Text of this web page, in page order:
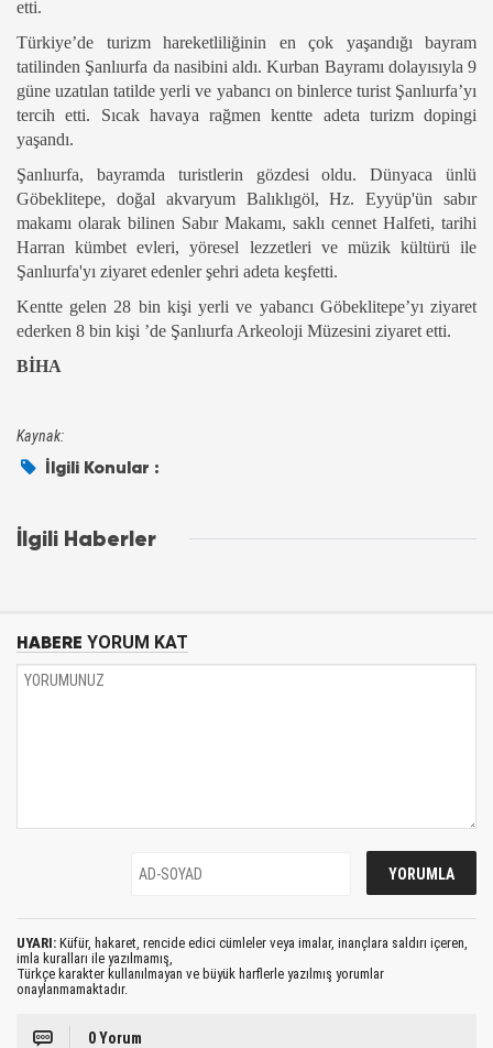
etti.
Türkiye’de turizm hareketliliğinin en çok yaşandığı bayram
tatilinden Şanlıurfa da nasibini aldı. Kurban Bayramı dolayısıyla 9
güne uzatılan tatilde yerli ve yabancı on binlerce turist Şanlıurfa’yı
tercih etti. Sıcak havaya rağmen kentte adeta turizm dopingi
yaşandı.
Şanlıurfa, bayramda turistlerin gözdesi oldu. Dünyaca ünlü
Göbeklitepe, doğal akvaryum Balıklıgöl, Hz. Eyyüp'ün sabır
makamı olarak bilinen Sabır Makamı, saklı cennet Halfeti, tarihi
Harran kümbet evleri, yöresel lezzetleri ve müzik kültürü ile
Şanlıurfa'yı ziyaret edenler şehri adeta keşfetti.
Kentte gelen 28 bin kişi yerli ve yabancı Göbeklitepe’yı ziyaret
ederken 8 bin kişi ’de Şanlıurfa Arkeoloji Müzesini ziyaret etti.
BİHA
Kaynak:
İlgili Konular :
İlgili Haberler
HABERE YORUM KAT
UYARI: Küfür, hakaret, rencide edici cümleler veya imalar, inançlara saldırı içeren,
imla kuralları ile yazılmamış,
Türkçe karakter kullanılmayan ve büyük harflerle yazılmış yorumlar
onaylanmamaktadır.
0 Yorum